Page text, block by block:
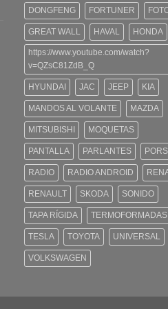
DONGFENG FORTUNER
GREAT WALL HAVAL HONDA
https://www.youtube.com/watch?
v=QZsC81ZdB_Q
HYUNDAI JAC JEEP KIA
MANDOS AL VOLANTE MAZDA
MITSUBISHI MOQUETAS
PANTALLA PARLANTES
RADIO RADIO ANDROID
RENAULT SKODA SONIDO
TAPA RÍGIDA TERMOFORMADAS
TESLA TOYOTA UNIVERSAL
VOLKSWAGEN